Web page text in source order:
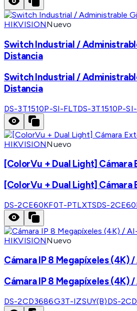
HIKVISIONNuevo
Switch Industrial /
Distancia
Switch Industrial /
Distancia
DS-3T1510P-SI-FLTDS-3T1510P-
HIKVISIONNuevo
[ColorVu + Dual Light] Cámara
[ColorVu + Dual Light] Cámara
DS-2CE60KF0T-PTLXTSDS-
HIKVISIONNuevo
Cámara IP 8 Megapíxeles (4K)
Cámara IP 8 Megapíxeles (4K)
DS-2CD3686G3T-IZSUY(B)DS-